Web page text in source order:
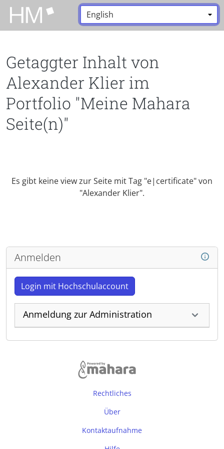
Zum Hauptinhalt zurückspringen
Sprache:
Getaggter Inhalt von
Alexander Klier im
Portfolio "Meine Mahara
Seite(n)"
Es gibt keine view zur Seite mit Tag "e|certificate" von
"Alexander Klier".
Anmelden
Login mit Hochschulaccount
Anmeldung zur Administration
Rechtliches
Über
Kontaktaufnahme